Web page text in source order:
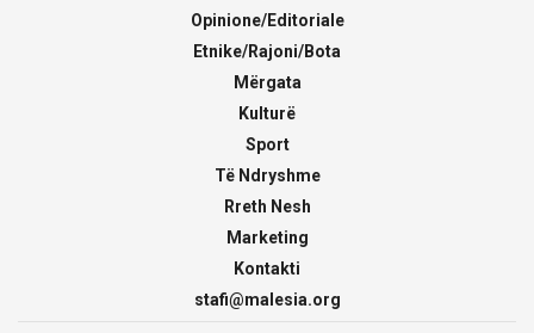
Opinione/Editoriale
Etnike/Rajoni/Bota
Mërgata
Kulturë
Sport
Të Ndryshme
Rreth Nesh
Marketing
Kontakti
stafi@malesia.org